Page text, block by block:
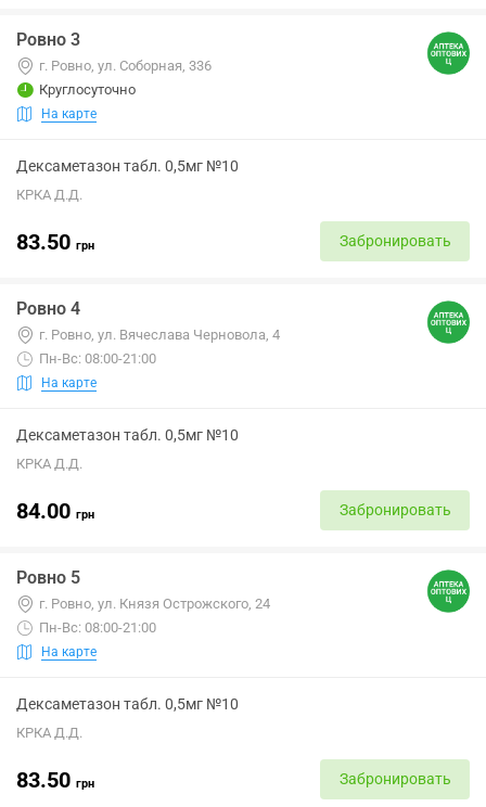
Ровно 3
г. Ровно, ул. Соборная, 336
Круглосуточно
На карте
Дексаметазон табл. 0,5мг №10
КРКА Д.Д.
83.50 грн Забронировать
Ровно 4
г. Ровно, ул. Вячеслава Черновола, 4
Пн-Вс: 08:00-21:00
На карте
Дексаметазон табл. 0,5мг №10
КРКА Д.Д.
84.00 грн Забронировать
Ровно 5
г. Ровно, ул. Князя Острожского, 24
Пн-Вс: 08:00-21:00
На карте
Дексаметазон табл. 0,5мг №10
КРКА Д.Д.
83.50 грн Забронировать